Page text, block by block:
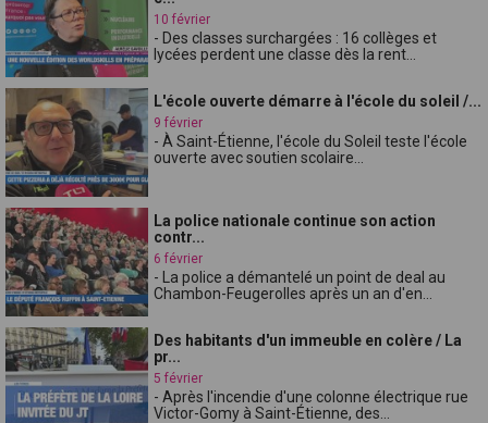
10 février
- Des classes surchargées : 16 collèges et
lycées perdent une classe dès la rent...
L'école ouverte démarre à l'école du soleil /...
9 février
- À Saint-Étienne, l'école du Soleil teste l'école
ouverte avec soutien scolaire...
La police nationale continue son action
contr...
6 février
- La police a démantelé un point de deal au
Chambon-Feugerolles après un an d'en...
Des habitants d'un immeuble en colère / La
pr...
5 février
- Après l'incendie d'une colonne électrique rue
Victor-Gomy à Saint-Étienne, des...